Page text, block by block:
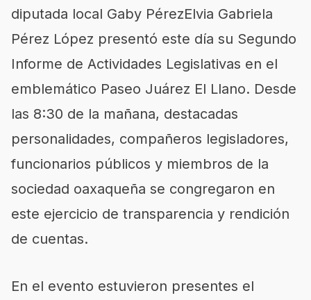
diputada local Gaby PérezElvia Gabriela
Pérez López presentó este día su Segundo
Informe de Actividades Legislativas en el
emblemático Paseo Juárez El Llano. Desde
las 8:30 de la mañana, destacadas
personalidades, compañeros legisladores,
funcionarios públicos y miembros de la
sociedad oaxaqueña se congregaron en
este ejercicio de transparencia y rendición
de cuentas.
En el evento estuvieron presentes el